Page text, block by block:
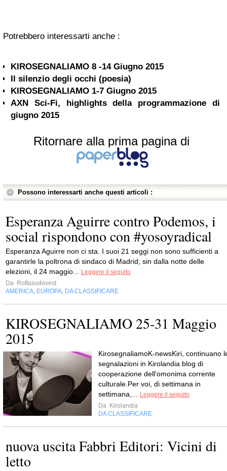
Potrebbero interessarti anche :
KIROSEGNALIAMO 8 -14 Giugno 2015
Il silenzio degli occhi (poesia)
KIROSEGNALIAMO 1-7 Giugno 2015
AXN Sci-Fi, highlights della programmazione di
giugno 2015
Ritornare alla prima pagina di
Possono interessarti anche questi articoli :
Esperanza Aguirre contro Podemos, i
social rispondono con #yosoyradical
Esperanza Aguirre non ci sta. I suoi 21 seggi non sono sufficienti a
garantirle la poltrona di sindaco di Madrid; sin dalla notte delle
elezioni, il 24 maggio...
Leggere il seguito
Da Rottasudovest
AMERICA EUROPA DA CLASSIFICARE
KIROSEGNALIAMO 25-31 Maggio
2015
KirosegnaliamoK-newsKiri, continuano
segnalazioni in Kirolandia blog di
cooperazione dell'omonima corrente
culturale.Per voi, di settimana in
settimana,...
Leggere il seguito
Da Kirolandia
DA CLASSIFICARE
nuova uscita Fabbri Editori: Vicini di
letto